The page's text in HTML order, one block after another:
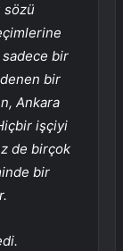
sözü
sadece bir
bir
Ankara
işçiyi
de birçok
bir